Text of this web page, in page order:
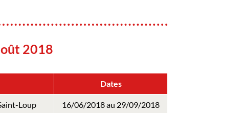
2018
Dates
Loup 16/06/2018 au 29/09/2018